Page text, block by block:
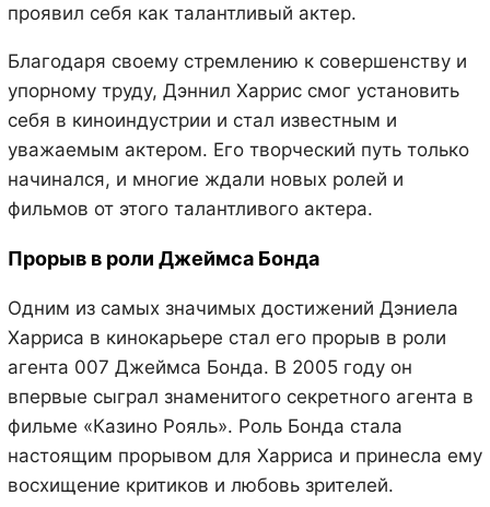
проявил себя как талантливый актер.
Благодаря своему стремлению к совершенству и
упорному труду, Дэннил Харрис смог установить
себя в киноиндустрии и стал известным и
уважаемым актером. Его творческий путь только
начинался, и многие ждали новых ролей и
фильмов от этого талантливого актера.
Прорыв в роли Джеймса Бонда
Одним из самых значимых достижений Дэниела
Харриса в кинокарьере стал его прорыв в роли
агента 007 Джеймса Бонда. В 2005 году он
впервые сыграл знаменитого секретного агента в
фильме «Казино Рояль». Роль Бонда стала
настоящим прорывом для Харриса и принесла ему
восхищение критиков и любовь зрителей.